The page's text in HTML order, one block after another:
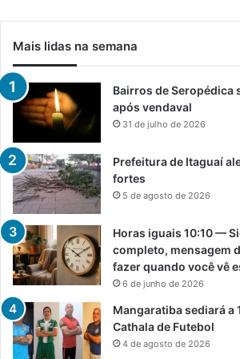
Mais lidas na semana
Bairros de Seropédica
após vendaval
31 de julho de 2026
Prefeitura de Itaguaí
fortes
5 de agosto de 2026
Horas iguais 10:10 —
completo, mensagem
fazer quando você vê
6 de junho de 2026
Mangaratiba sediará a
Cathala de Futebol
4 de agosto de 2026